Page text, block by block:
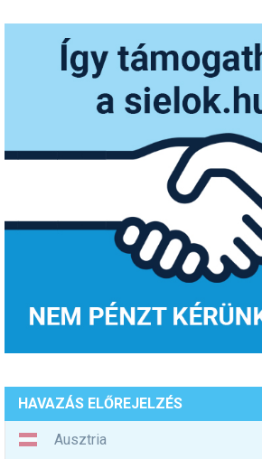
HAVAZÁS ELŐREJELZÉS
Ausztria